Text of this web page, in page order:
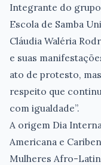
Integrante do
Escola de Samba
Cláudia Waléria
e suas
ato de protesto,
respeito que
com igualdade”.
A origem Dia
Americana e
Mulheres Afro-